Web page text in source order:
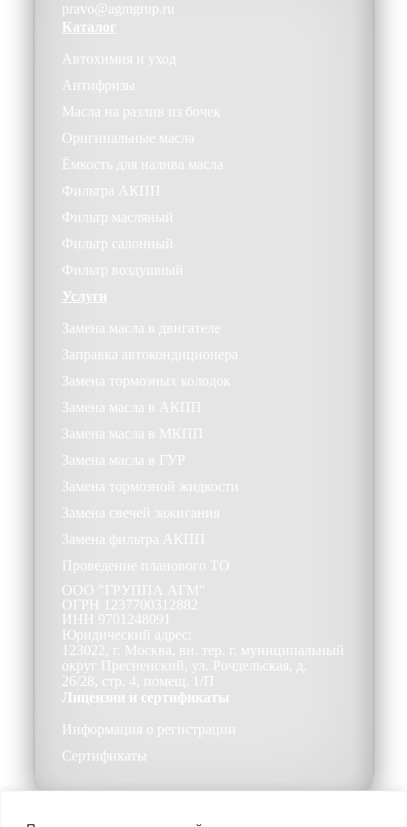
pravo@agmgrup.ru
Каталог
Автохимия и уход
Антифризы
Масла на разлив из бочек
Оригинальные масла
Ёмкость для налива масла
Фильтра АКПП
Фильтр масляный
Фильтр салонный
Фильтр воздушный
Услуги
Замена масла в двигателе
Заправка автокондиционера
Замена тормозных колодок
Замена масла в АКПП
Замена масла в МКПП
Замена масла в ГУР
Замена тормозной жидкости
Замена свечей зажигания
Замена фильтра АКПП
Проведение планового ТО
ООО "ГРУППА АГМ"
ОГРН
1237700312882
9701248091
Юридический адрес:
123022, г. Москва, вн. тер. г. муниципальный
округ Пресненский, ул. Рочдельская, д.
26/28, стр. 4, помещ. 1/П
Лицензии и сертификаты
Информация о регистрации
Сертификаты